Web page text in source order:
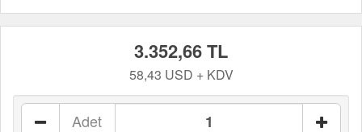
3.352,66 TL
58,43 USD + KDV
Adet